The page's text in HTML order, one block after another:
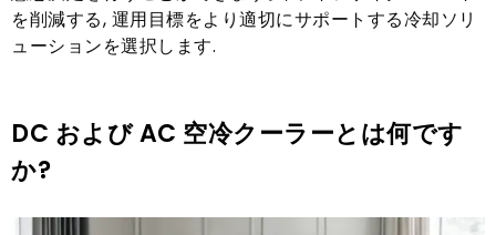
を削減する, 運用目標をより適切にサポートする冷却ソリ
ューションを選択します.
DC および AC 空冷クーラーとは何です
か?